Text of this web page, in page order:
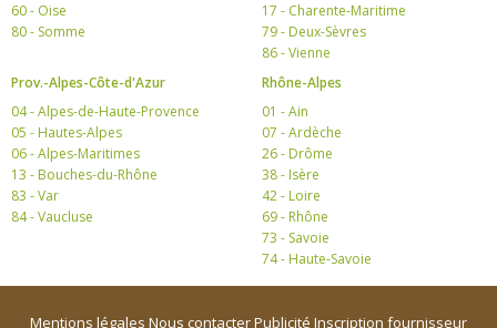
60 - Oise
80 - Somme
17 - Charente-Maritime
79 - Deux-Sèvres
86 - Vienne
Prov.-Alpes-Côte-d'Azur
04 - Alpes-de-Haute-Provence
05 - Hautes-Alpes
06 - Alpes-Maritimes
13 - Bouches-du-Rhône
83 - Var
84 - Vaucluse
Rhône-Alpes
01 - Ain
07 - Ardèche
26 - Drôme
38 - Isère
42 - Loire
69 - Rhône
73 - Savoie
74 - Haute-Savoie
Mentions légales Nous contacterPublicité Inscription fournisseur